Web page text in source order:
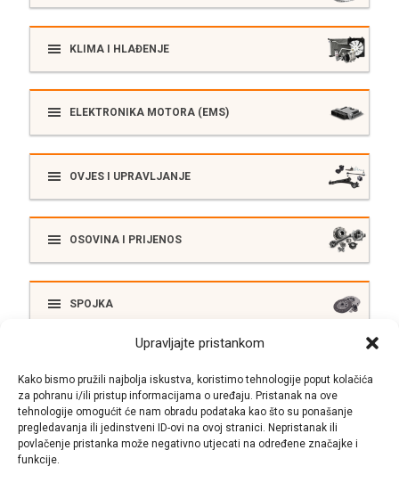
Upravljajte pristankom
Kako bismo pružili najbolja iskustva, koristimo tehnologije poput kolačića
za pohranu i/ili pristup informacijama o uređaju. Pristanak na ove
tehnologije omogućit će nam obradu podataka kao što su ponašanje
pregledavanja ili jedinstveni ID-ovi na ovoj stranici. Nepristanak ili
povlačenje pristanka može negativno utjecati na određene značajke i
funkcije.
KLIMA I HLAĐENJE
ELEKTRONIKA MOTORA (EMS)
OVJES I UPRAVLJANJE
OSOVINA I PRIJENOS
SPOJKA
SUSTAV ISPUŠNIH PLINOVA